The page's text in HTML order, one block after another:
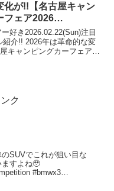
化が!!【名古屋キャン
フェア2026
好き2026.02.22(Sun)注目
紹介!! 2026年は革命的な変
キャンピングカーフェア
ク
SUVでこれが狙い目な
すよね🥹
#bmwx3